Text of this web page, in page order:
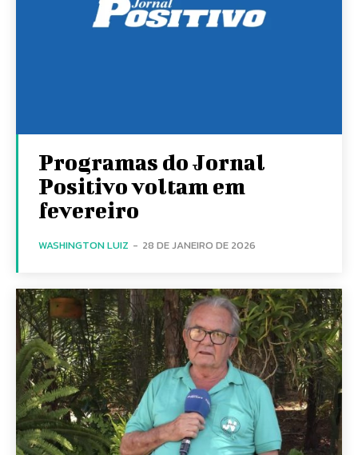
Programas do Jornal
Positivo voltam em
fevereiro
WASHINGTON LUIZ - 28 DE JANEIRO DE 2026